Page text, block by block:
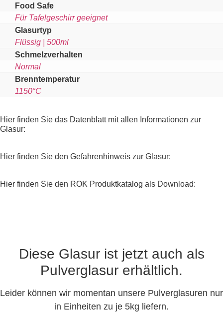
Food Safe
Für Tafelgeschirr geeignet
Glasurtyp
Flüssig | 500ml
Schmelzverhalten
Normal
Brenntemperatur
1150°C
Hier finden Sie das Datenblatt mit allen Informationen zur
Glasur:
Hier finden Sie den Gefahrenhinweis zur Glasur:
Hier finden Sie den ROK Produktkatalog als Download:
Diese Glasur ist jetzt auch als
Pulverglasur erhältlich.
Leider können wir momentan unsere Pulverglasuren nur
in Einheiten zu je 5kg liefern.